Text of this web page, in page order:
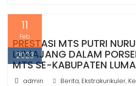
o
o
k
11
Feb
2023
PRESTASI MTS PUTRI
LUMAJANG DALAM
MTS SE-KABUPATEN
admin Berita, Ekstrakurikuler,